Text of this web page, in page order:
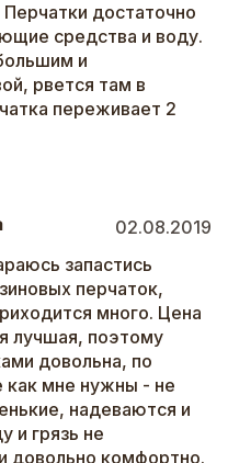
достаточно
средства и воду.
и
рвется там в
переживает 2
02.08.2019
запастись
перчаток,
много. Цена
лучшая, поэтому
довольна, по
как мне нужны - не
надеваются и
и грязь не
довольно комфортно.